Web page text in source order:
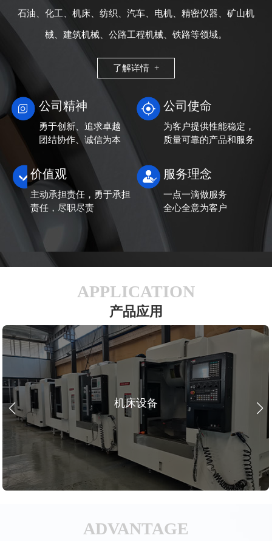
石油、化工、机床、纺织、汽车、电机、精密仪器、矿山机
械、建筑机械、公路工程机械、铁路等领域。
了解详情 +
公司精神
勇于创新、追求卓越
团结协作、诚信为本
公司使命
为客户提供性能稳定，
质量可靠的产品和服务
价值观
主动承担责任，勇于承担
责任，尽职尽责
服务理念
一点一滴做服务
全心全意为客户
APPLICATION
产品应用
机床设备
ADVANTAGE